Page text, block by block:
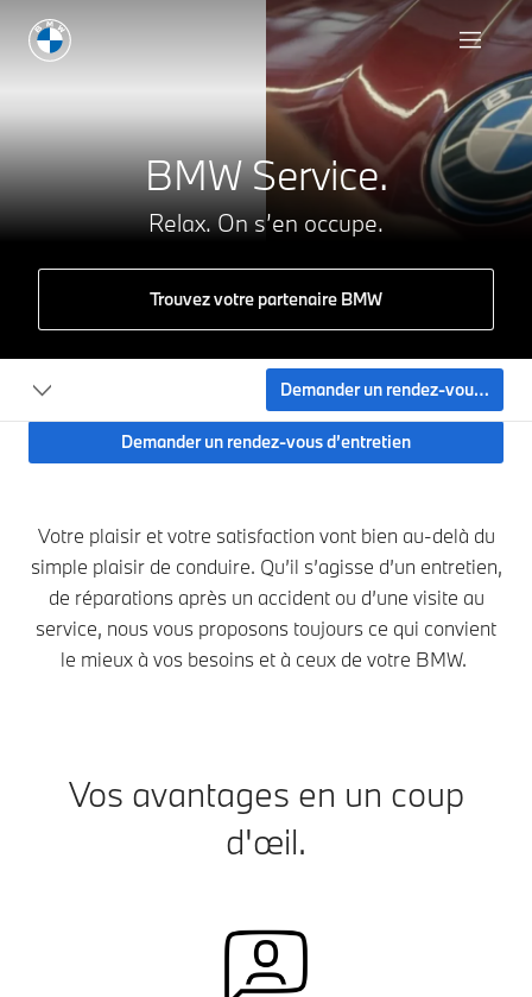
BMW Service.
Relax. On s’en occupe.
Trouvez votre partenaire BMW
Demander un rendez-vous d’entretien
Demander un rendez-vous d’entretien
Votre plaisir et votre satisfaction vont bien au-delà du
simple plaisir de conduire. Qu’il s’agisse d’un entretien,
de réparations après un accident ou d’une visite au
service, nous vous proposons toujours ce qui convient
le mieux à vos besoins et à ceux de votre BMW.
Vos avantages en un coup
d'œil.